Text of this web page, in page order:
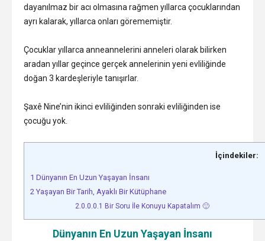
dayanılmaz bir acı olmasına rağmen yıllarca çocuklarından
ayrı kalarak, yıllarca onları görememiştir.
Çocuklar yıllarca anneannelerini anneleri olarak bilirken
aradan yıllar geçince gerçek annelerinin yeni evliliğinde
doğan 3 kardeşleriyle tanışırlar.
Şaxê Nine’nin ikinci evliliğinden sonraki evliliğinden ise
çocuğu yok.
İçindekiler:
1 Dünyanın En Uzun Yaşayan İnsanı
2 Yaşayan Bir Tarih, Ayaklı Bir Kütüphane
2.0.0.0.1 Bir Soru İle Konuyu Kapatalım 🙂
Dünyanın En Uzun Yaşayan İnsanı